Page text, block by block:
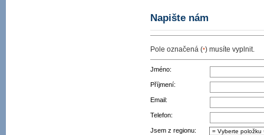
Napište nám
Pole označená (*) musíte vyplnit.
Jméno:
Příjmení:
Email:
Telefon:
Jsem z regionu: